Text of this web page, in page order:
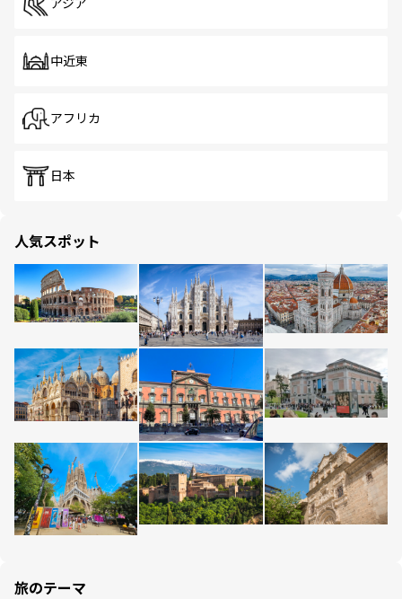
アジア
中近東
アフリカ
日本
人気スポット
旅のテーマ